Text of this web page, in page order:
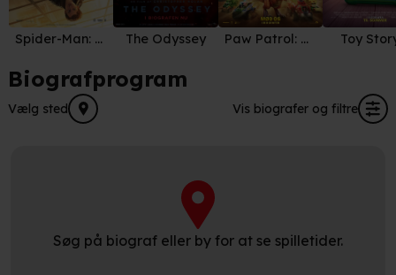
Spider-Man: Brand New Day The Odyssey Paw Patrol: Dino Filmen Toy
Biografprogram
Vælg sted Vis biografer og filtre
Søg på biograf eller by for at se spilletider.